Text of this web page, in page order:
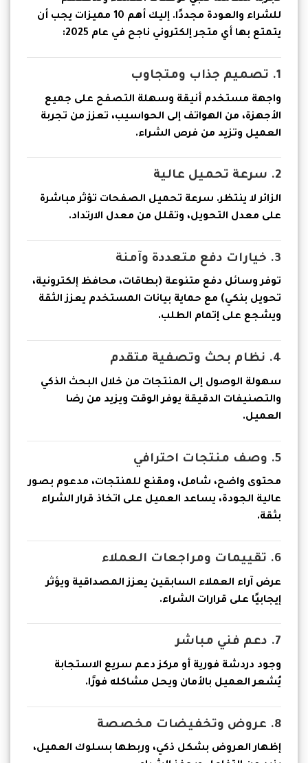
للشراء والعودة مجددًا. إليك أهم 10 مميزات يجب أن
يتمتع بها أي متجر إلكتروني ناجح في عام 2025:
1. تصميم جذاب ومتجاوب
واجهة مستخدم أنيقة وسهلة التصفح على جميع
الأجهزة، من الهواتف إلى الحواسيب، تعزز من تجربة
العميل وتزيد من فرص الشراء.
2. سرعة تحميل عالية
الزائر لا ينتظر. سرعة تحميل الصفحات تؤثر مباشرة
على معدل التحويل، وتقلل من معدل الارتداد.
3. خيارات دفع متعددة وآمنة
توفر وسائل دفع متنوعة (بطاقات، محافظ إلكترونية،
تحويل بنكي) مع حماية بيانات المستخدم يعزز الثقة
ويشجع على إتمام الطلب.
4. نظام بحث وتصفية متقدم
سهولة الوصول إلى المنتجات من خلال البحث الذكي
والتصنيفات الدقيقة يوفر الوقت ويزيد من رضا
العميل.
5. وصف منتجات احترافي
محتوى واضح، شامل، ومقنع للمنتجات، مدعوم بصور
عالية الجودة، يساعد العميل على اتخاذ قرار الشراء
بثقة.
6. تقييمات ومراجعات العملاء
عرض آراء العملاء السابقين يعزز المصداقية ويؤثر
إيجابيًا على قرارات الشراء.
7. دعم فني مباشر
وجود دردشة فورية أو مركز دعم سريع الاستجابة
يُشعر العميل بالأمان ويحل مشاكله فورًا.
8. عروض وتخفيضات مخصصة
إظهار العروض بشكل ذكي، وربطها بسلوك العميل،